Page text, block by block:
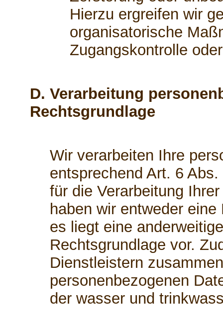
Hierzu ergreifen wir
organisatorische
Zugangskontrolle
D. Verarbeitung
Rechtsgrundlage
Wir verarbeiten Ihre
entsprechend Art. 6
für die Verarbeitung
haben wir entweder
es liegt eine
Rechtsgrundlage vor.
Dienstleistern
personenbezogenen
der wasser und